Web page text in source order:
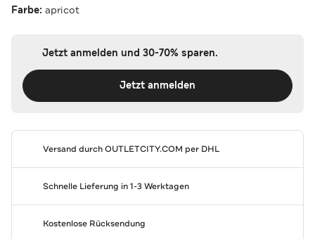
Farbe: apricot
Jetzt anmelden und 30-70% sparen.
Jetzt anmelden
Versand durchOUTLETCITY.COM per DHL
Schnelle Lieferung in 1-3 Werktagen
Kostenlose Rücksendung